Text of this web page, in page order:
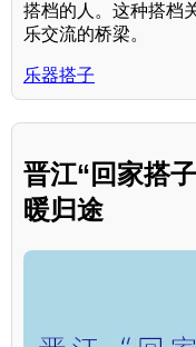
搭档的人。这种搭档
乐交流的桥梁。
乐器搭子
晋江“回家搭
暖归途